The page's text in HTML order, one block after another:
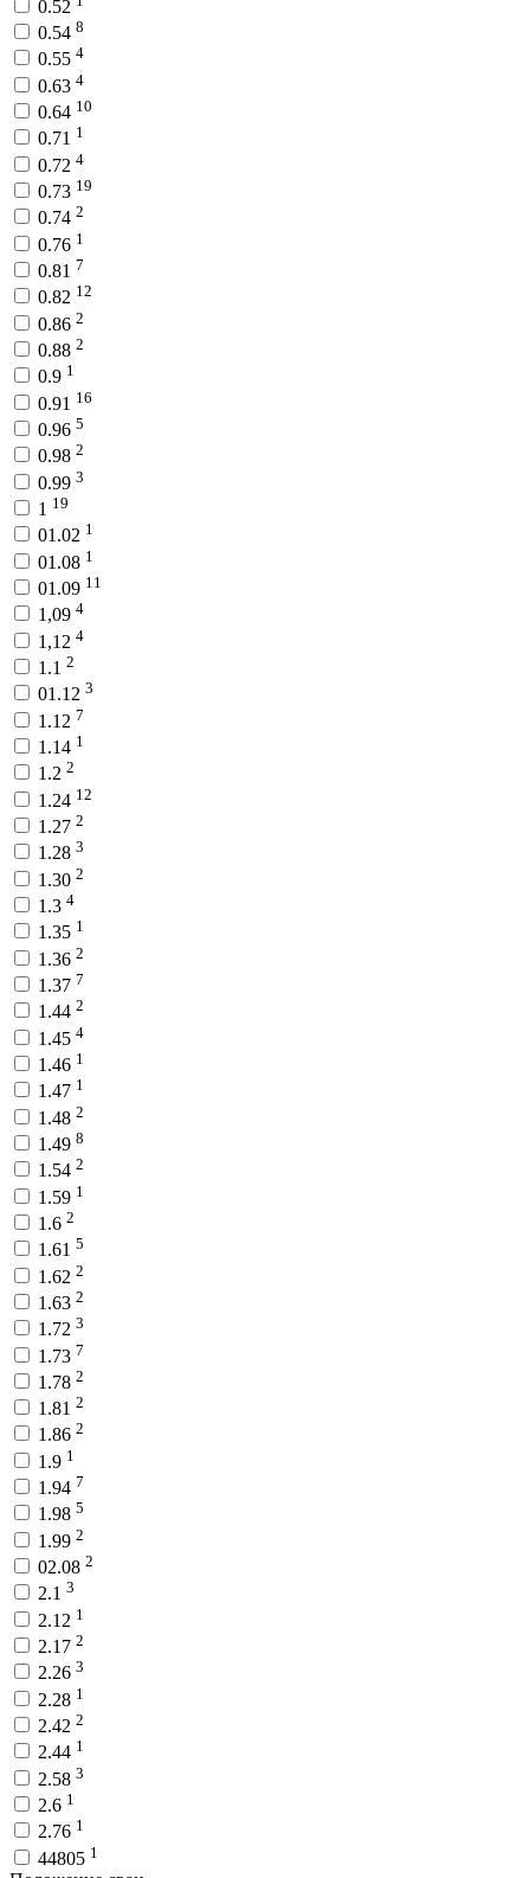
0.52
0.54 8
0.55 4
0.63 4
0.64 10
0.71 1
0.72 4
0.73 19
0.74 2
0.76 1
0.81 7
0.82 12
0.86 2
0.88 2
0.9 1
0.91 16
0.96 5
0.98 2
0.99 3
1 19
01.02 1
01.08 1
01.09 11
1,09 4
1,12 4
1.1 2
01.12 3
1.12 7
1.14 1
1.2 2
1.24 12
1.27 2
1.28 3
1.30 2
1.3 4
1.35 1
1.36 2
1.37 7
1.44 2
1.45 4
1.46 1
1.47 1
1.48 2
1.49 8
1.54 2
1.59 1
1.6 2
1.61 5
1.62 2
1.63 2
1.72 3
1.73 7
1.78 2
1.81 2
1.86 2
1.9 1
1.94 7
1.98 5
1.99 2
02.08 2
2.1 3
2.12 1
2.17 2
2.26 3
2.28 1
2.42 2
2.44 1
2.58 3
2.6 1
2.76 1
44805 1